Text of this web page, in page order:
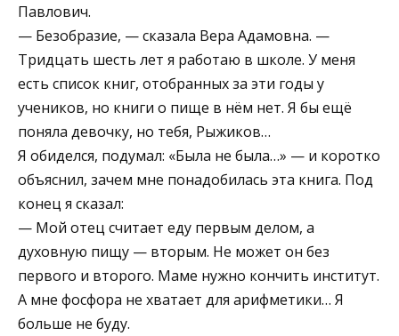
Павлович.
— Безобразие, — сказала Вера Адамовна. —
Тридцать шесть лет я работаю в школе. У меня
есть список книг, отобранных за эти годы у
учеников, но книги о пище в нём нет. Я бы ещё
поняла девочку, но тебя, Рыжиков…
Я обиделся, подумал: «Была не была…» — и коротко
объяснил, зачем мне понадобилась эта книга. Под
конец я сказал:
— Мой отец считает еду первым делом, а
духовную пищу — вторым. Не может он без
первого и второго. Маме нужно кончить институт.
А мне фосфора не хватает для арифметики… Я
больше не буду.